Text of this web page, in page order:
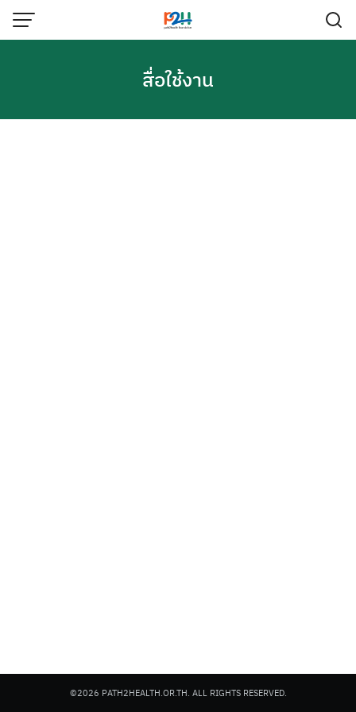
สื่อใช้งาน
©2026 PATH2HEALTH.OR.TH. ALL RIGHTS RESERVED.